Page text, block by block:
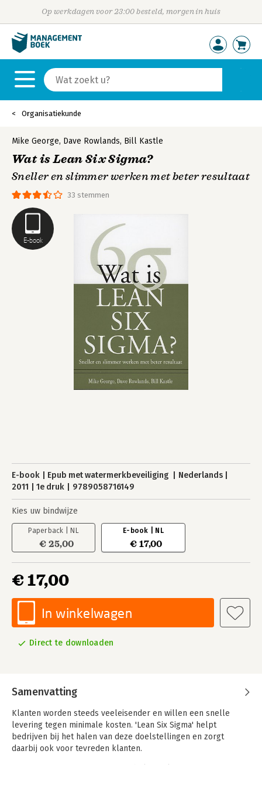
Op werkdagen voor 23:00 besteld, morgen in huis
Organisatiekunde
E-book
33 stemmen
Mike George, Dave Rowlands, Bill Kastle
Wat is Lean Six Sigma?
Sneller en slimmer werken met beter resultaat
E-book Epub met watermerkbeveiliging
Nederlands
2011
1e druk 9789058716149
Kies uw bindwijze
Paperback | NL
€ 25,00
E-book | NL
€ 17,00
€ 17,00
In winkelwagen
Direct te downloaden
Samenvatting
Klanten worden steeds veeleisender en willen een snelle
levering tegen minimale kosten. 'Lean Six Sigma' helpt
bedrijven bij het halen van deze doelstellingen en zorgt
daarbij ook voor tevreden klanten.